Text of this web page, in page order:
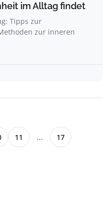
im Alltag findet
Tipps zur
zur inneren
11 ... 17